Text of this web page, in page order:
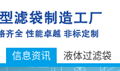
信息资讯 液体过滤袋